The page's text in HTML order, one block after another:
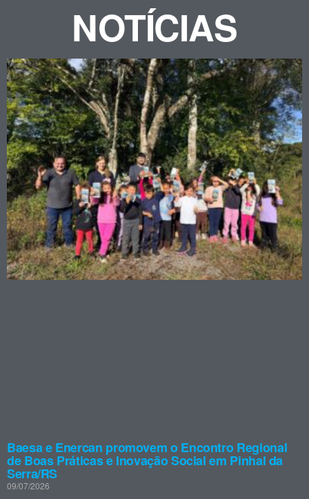
NOTÍCIAS
Baesa e Enercan promovem o Encontro Regional
de Boas Práticas e Inovação Social em Pinhal da
Serra/RS
09/07/2026